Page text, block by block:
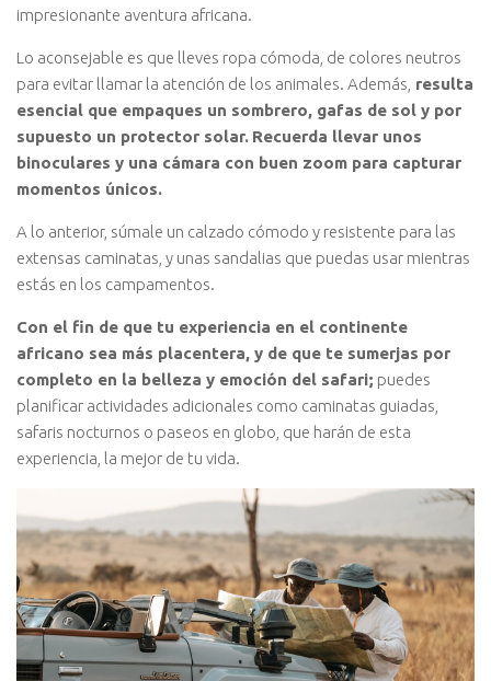
impresionante aventura africana.
Lo aconsejable es que lleves ropa cómoda, de colores neutros
para evitar llamar la atención de los animales. Además, resulta
esencial que empaques un sombrero, gafas de sol y por
supuesto un protector solar. Recuerda llevar unos
binoculares y una cámara con buen zoom para capturar
momentos únicos.
A lo anterior, súmale un calzado cómodo y resistente para las
extensas caminatas, y unas sandalias que puedas usar mientras
estás en los campamentos.
Con el fin de que tu experiencia en el continente
africano sea más placentera, y de que te sumerjas por
completo en la belleza y emoción del safari; puedes
planificar actividades adicionales como caminatas guiadas,
safaris nocturnos o paseos en globo, que harán de esta
experiencia, la mejor de tu vida.